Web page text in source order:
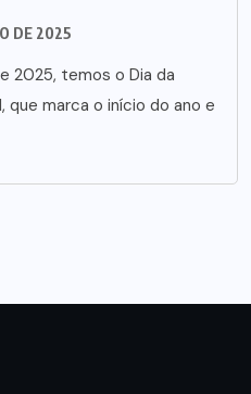
DE 2025
2025, temos o Dia da
que marca o início do ano e